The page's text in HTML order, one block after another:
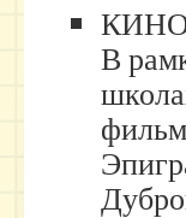
В